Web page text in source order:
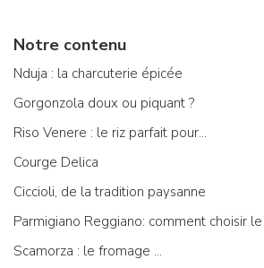
Notre contenu
Nduja : la charcuterie épicée
Gorgonzola doux ou piquant ?
Riso Venere : le riz parfait pour...
Courge Delica
Ciccioli, de la tradition paysanne
Parmigiano Reggiano: comment choisir
Scamorza : le fromage ...